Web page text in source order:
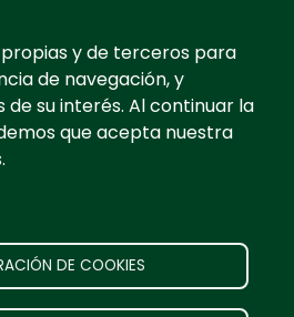
y de terceros para
de navegación, y
su interés. Al continuar la
que acepta nuestra
DE COOKIES